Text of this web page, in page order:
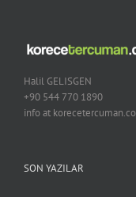
Halil GELISGEN
+90 544 770 1890
info at korecetercuman.co
SON YAZILAR